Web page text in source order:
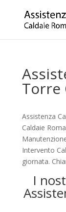
Torre
Assistenza
Caldaie
Intervento
giornata.
I